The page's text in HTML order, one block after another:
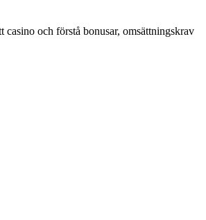
och förstå bonusar, omsättningskrav